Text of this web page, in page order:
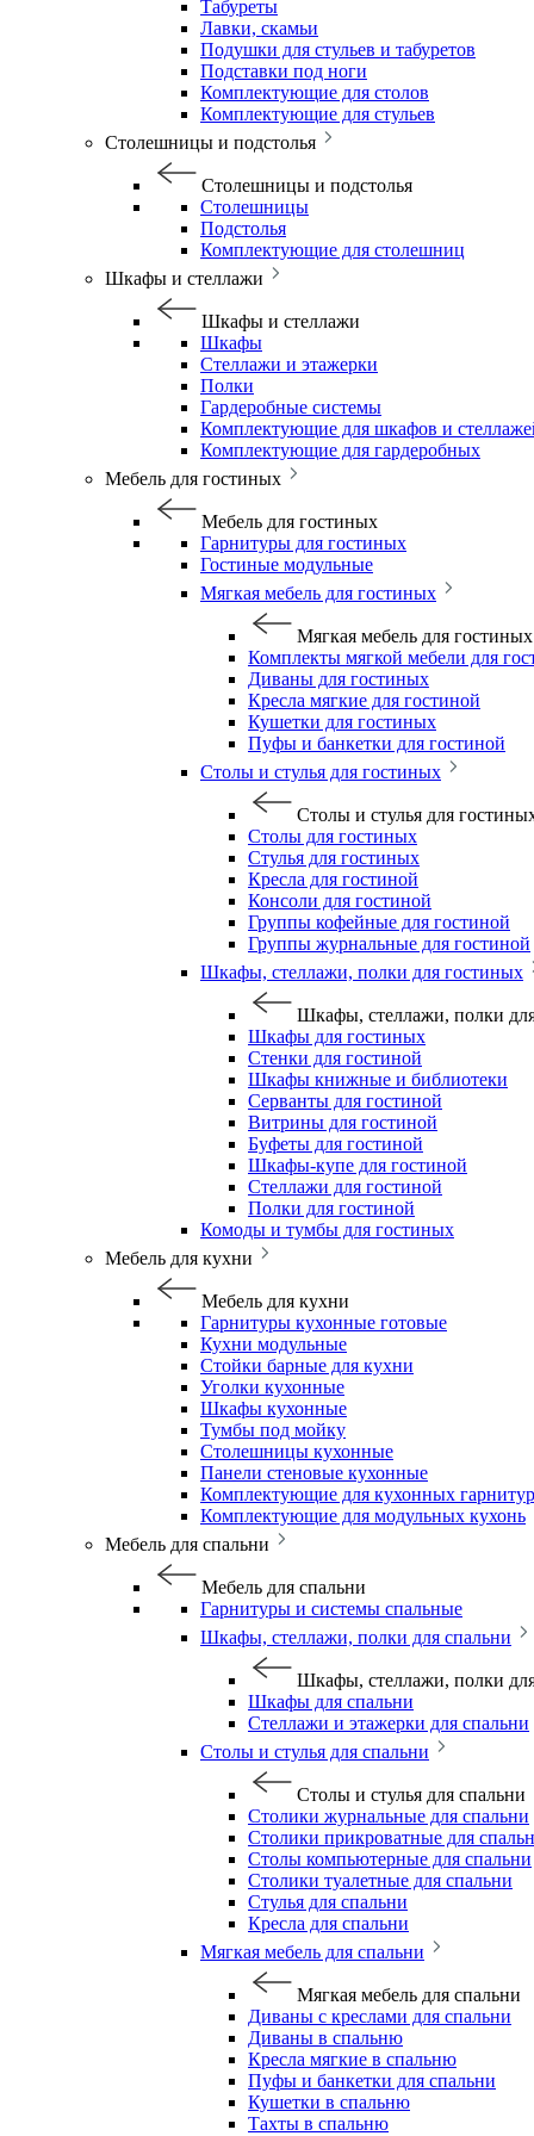
Табуреты
Лавки, скамьи
Подушки для стульев и табуретов
Подставки под ноги
Комплектующие для столов
Комплектующие для стульев
Столешницы и подстолья
Столешницы и подстолья
Столешницы
Подстолья
Комплектующие для столешниц
Шкафы и стеллажи
Шкафы и стеллажи
Шкафы
Стеллажи и этажерки
Полки
Гардеробные системы
Комплектующие для шкафов и
Комплектующие для гардеробных
Мебель для гостиных
Мебель для гостиных
Гарнитуры для гостиных
Гостиные модульные
Мягкая мебель для гостиных
Мягкая мебель для гостиных
Комплекты мягкой мебели для
Диваны для гостиных
Кресла мягкие для гостиной
Кушетки для гостиных
Пуфы и банкетки для гостиной
Столы и стулья для гостиных
Столы и стулья для
Столы для гостиных
Стулья для гостиных
Кресла для гостиной
Консоли для гостиной
Группы кофейные для гостиной
Группы журнальные для гостиной
Шкафы, стеллажи, полки для гостиных
Шкафы, стеллажи, полки
Шкафы для гостиных
Стенки для гостиной
Шкафы книжные и библиотеки
Серванты для гостиной
Витрины для гостиной
Буфеты для гостиной
Шкафы-купе для гостиной
Стеллажи для гостиной
Полки для гостиной
Комоды и тумбы для гостиных
Мебель для кухни
Мебель для кухни
Гарнитуры кухонные готовые
Кухни модульные
Стойки барные для кухни
Уголки кухонные
Шкафы кухонные
Тумбы под мойку
Столешницы кухонные
Панели стеновые кухонные
Комплектующие для кухонных
Комплектующие для модульных кухонь
Мебель для спальни
Мебель для спальни
Гарнитуры и системы спальные
Шкафы, стеллажи, полки для спальни
Шкафы, стеллажи, полки
Шкафы для спальни
Стеллажи и этажерки для спальни
Столы и стулья для спальни
Столы и стулья для спальни
Столики журнальные для спальни
Столики прикроватные для
Столы компьютерные для спальни
Столики туалетные для спальни
Стулья для спальни
Кресла для спальни
Мягкая мебель для спальни
Мягкая мебель для спальни
Диваны с креслами для спальни
Диваны в спальню
Кресла мягкие в спальню
Пуфы и банкетки для спальни
Кушетки в спальню
Тахты в спальню